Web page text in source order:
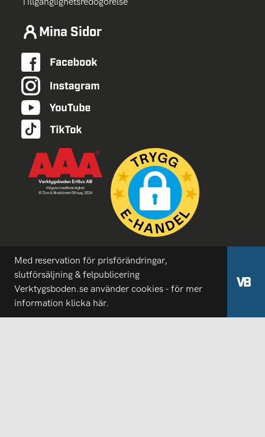
Mina Sidor
Med reservation för prisförändringar,
slutförsäljning & felpublicering
Verktygsboden.se använder cookies - för mer
information klicka här.